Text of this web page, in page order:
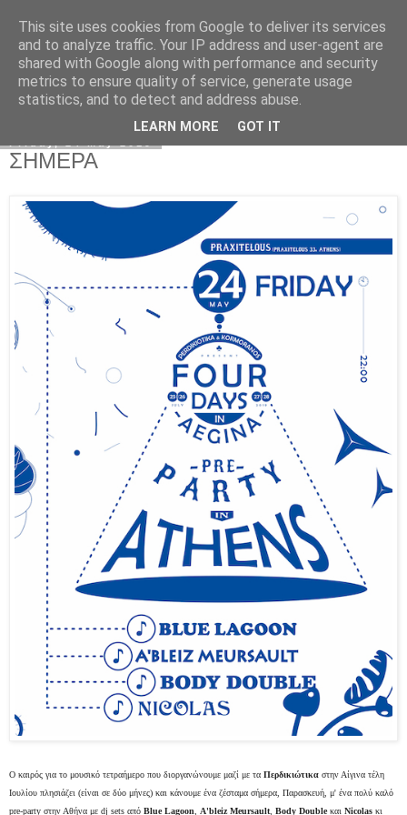
Kormoranos
ΣΗΜΕΡΑ
Ο καιρός για το μουσικό τετραήμερο που διοργανώνουμε μαζί με τα Περδικιώτικα στην Αίγινα τέλη
Ιουλίου πλησιάζει (είναι σε δύο μήνες) και κάνουμε ένα ζέσταμα σήμερα, Παρασκευή, μ' ένα πολύ καλό
pre-party στην Αθήνα με dj sets από Blue Lagoon A'bleiz Meursault Body Doubleκαι Nicolas κι
This site uses cookies from Google to deliver its services
and to analyze traffic. Your IP address and user-agent are
shared with Google along with performance and security
metrics to ensure quality of service, generate usage
statistics, and to detect and address abuse.
LEARN MORE GOT IT